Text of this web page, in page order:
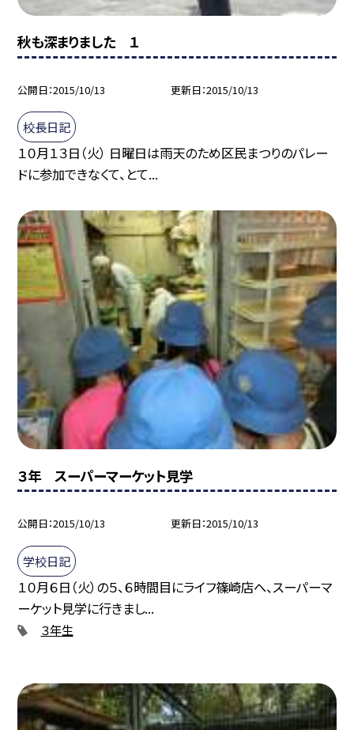
秋も深まりました １
公開日 2015/10/13 更新日 2015/10/13
校長日記
１０月１３日（火） 日曜日は雨天のため区民まつりのパレー
ドに参加できなくて、とて...
３年 スーパーマーケット見学
公開日 2015/10/13 更新日 2015/10/13
学校日記
１０月６日（火）の５、６時間目にライフ篠崎店へ、スーパーマ
ーケット見学に行きまし...
３年生